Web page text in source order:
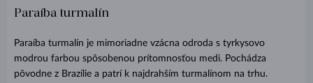
Paraíba turmalín
Paraíba turmalín je mimoriadne vzácna odroda s tyrkysovo
modrou farbou spôsobenou prítomnosťou medi. Pochádza
pôvodne z Brazílie a patrí k najdrahším turmalínom na trhu.